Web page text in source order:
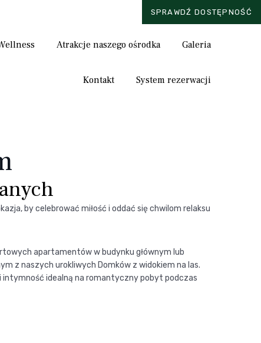
SPRAWDŹ DOSTĘPNOŚĆ
Atrakcje naszego ośrodka Galeria
Kontakt System rezerwacji
by celebrować miłość i oddać się chwilom relaksu
apartamentów w budynku głównym lub
z naszych urokliwych Domków z widokiem na las.
idealną na romantyczny pobyt podczas